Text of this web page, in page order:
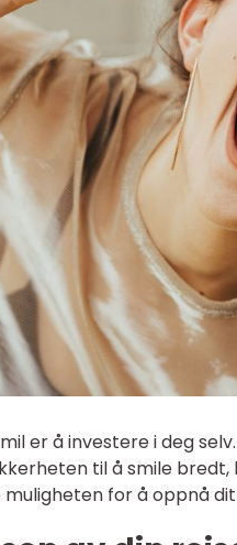
er å investere i deg
til å smile
for å oppnå